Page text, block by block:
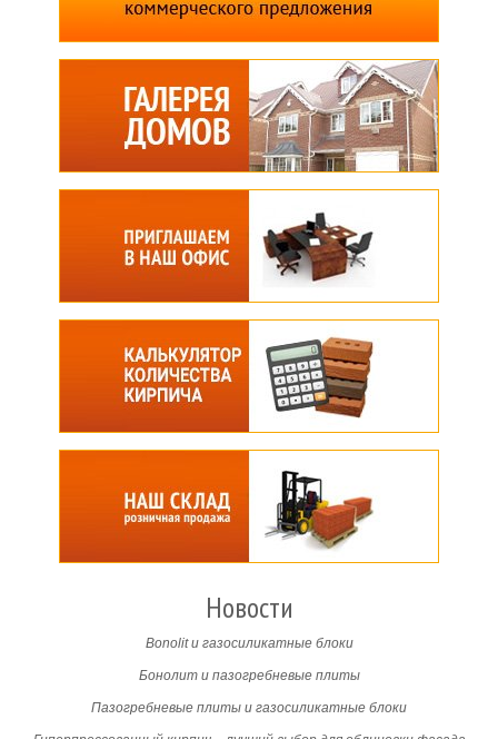
Новости
Bonolit и газосиликатные блоки
Бонолит и пазогребневые плиты
Пазогребневые плиты и газосиликатные блоки